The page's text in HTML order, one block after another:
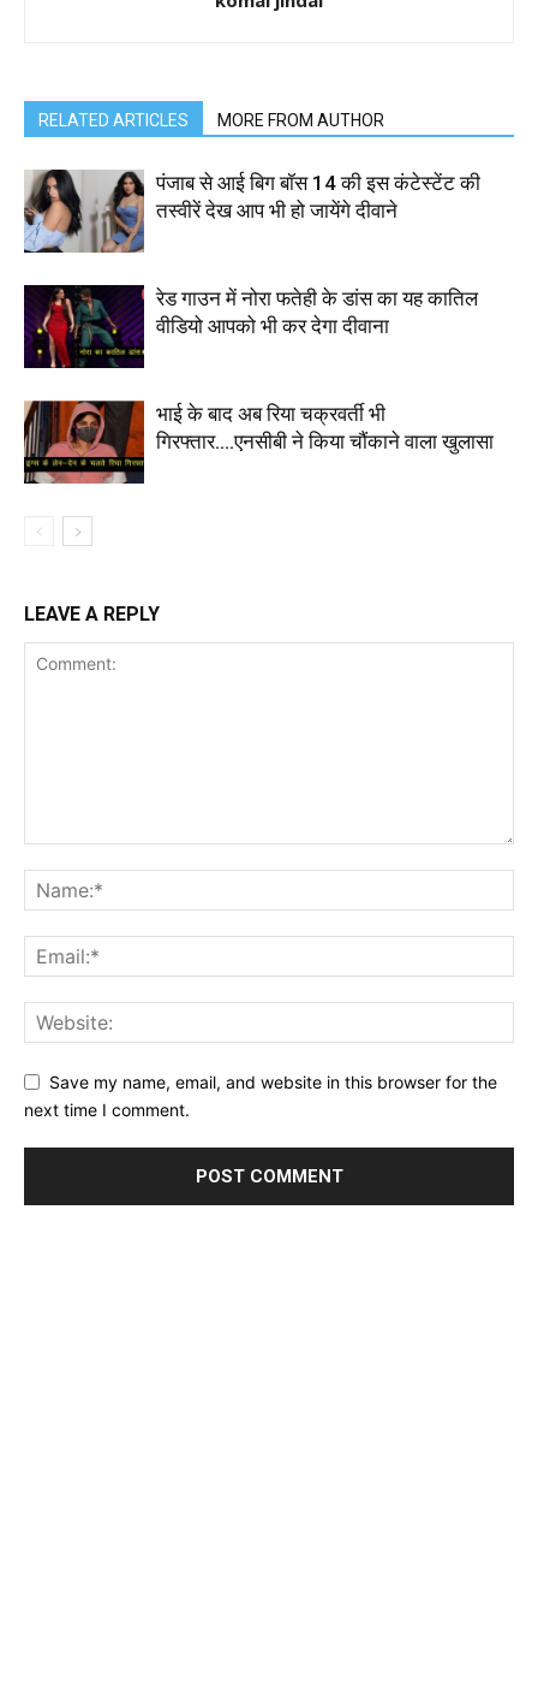
RELATED ARTICLES MORE FROM AUTHOR
पंजाब से आई बिग बॉस 14 की इस कंटेस्टेंट की
तस्वीरें देख आप भी हो जायेंगे दीवाने
रेड गाउन में नोरा फतेही के डांस का यह कातिल
वीडियो आपको भी कर देगा दीवाना
भाई के बाद अब रिया चक्रवर्ती भी
गिरफ्तार….एनसीबी ने किया चौंकाने वाला खुलासा
LEAVE A REPLY
Save my name, email, and website in this browser for the
next time I comment.